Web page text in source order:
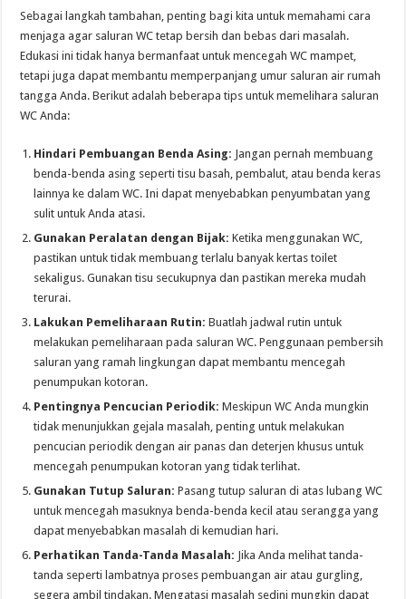
Sebagai langkah tambahan, penting bagi kita untuk memahami cara
menjaga agar saluran WC tetap bersih dan bebas dari masalah.
Edukasi ini tidak hanya bermanfaat untuk mencegah WC mampet,
tetapi juga dapat membantu memperpanjang umur saluran air rumah
tangga Anda. Berikut adalah beberapa tips untuk memelihara saluran
WC Anda:
Hindari Pembuangan Benda Asing: Jangan pernah membuang
benda-benda asing seperti tisu basah, pembalut, atau benda keras
lainnya ke dalam WC. Ini dapat menyebabkan penyumbatan yang
sulit untuk Anda atasi.
Gunakan Peralatan dengan Bijak: Ketika menggunakan WC,
pastikan untuk tidak membuang terlalu banyak kertas toilet
sekaligus. Gunakan tisu secukupnya dan pastikan mereka mudah
terurai.
Lakukan Pemeliharaan Rutin: Buatlah jadwal rutin untuk
melakukan pemeliharaan pada saluran WC. Penggunaan pembersih
saluran yang ramah lingkungan dapat membantu mencegah
penumpukan kotoran.
Pentingnya Pencucian Periodik: Meskipun WC Anda mungkin
tidak menunjukkan gejala masalah, penting untuk melakukan
pencucian periodik dengan air panas dan deterjen khusus untuk
mencegah penumpukan kotoran yang tidak terlihat.
Gunakan Tutup Saluran: Pasang tutup saluran di atas lubang WC
untuk mencegah masuknya benda-benda kecil atau serangga yang
dapat menyebabkan masalah di kemudian hari.
Perhatikan Tanda-Tanda Masalah: Jika Anda melihat tanda-
tanda seperti lambatnya proses pembuangan air atau gurgling,
segera ambil tindakan. Mengatasi masalah sedini mungkin dapat